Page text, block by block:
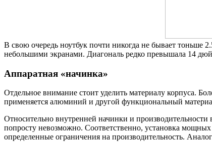
В свою очередь ноутбук почти никогда не бывает тоньше
небольшими экранами. Диагональ редко превышала 14
Аппаратная «начинка»
Отдельное внимание стоит уделить материалу корпуса.
применяется алюминий и другой функциональный
Относительно внутренней начинки и
попросту невозможно. Соответственно, установка
определенные ограничения на производительность.